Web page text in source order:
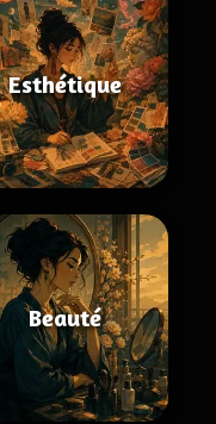
Esthétique
Beauté